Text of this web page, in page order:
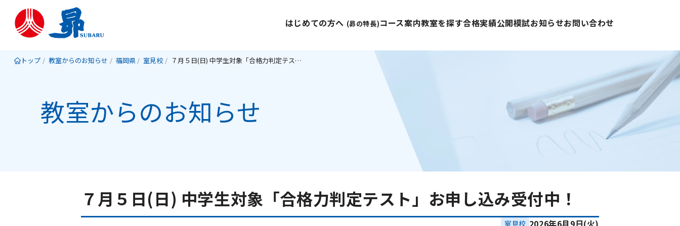
はじめての方へ (昴の特長)コース案内教室を探す合格実績公開模試お知らせお問い合わせ
トップ 教室からのお知らせ 福岡県 室見校 ７月５日(日) 中学生対象「合格力判定テスト」お申し込み受付中！
教室からのお知らせ
７月５日(日) 中学生対象「合格力判定テスト」お申し込み受付中！
室見校